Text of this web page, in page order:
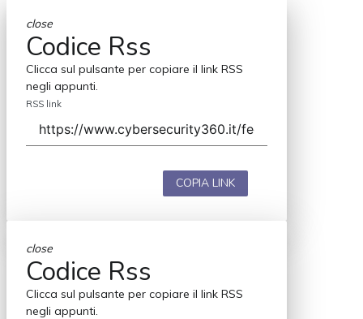
close
Codice Rss
Clicca sul pulsante per copiare il link RSS
negli appunti.
RSS link
COPIA LINK
close
Codice Rss
Clicca sul pulsante per copiare il link RSS
negli appunti.